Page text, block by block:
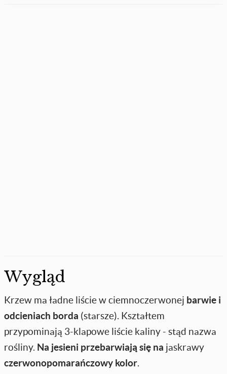
Wygląd
Krzew ma ładne liście w ciemnoczerwonej barwie i
odcieniach borda (starsze). Kształtem
przypominają 3-klapowe liście kaliny - stąd nazwa
rośliny. Na jesieni przebarwiają się na jaskrawy
czerwonopomarańczowy kolor.